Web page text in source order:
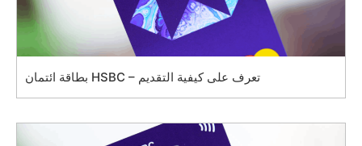
بطاقة ائتمان HSBC – تعرف على كيفية التقديم